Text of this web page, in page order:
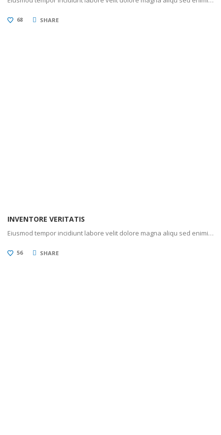
68 SHARE
INVENTORE VERITATIS
Eiusmod tempor incidiunt labore velit dolore magna aliqu sed enimi…
56 SHARE